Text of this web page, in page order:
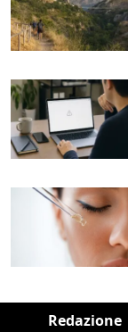
Redazione